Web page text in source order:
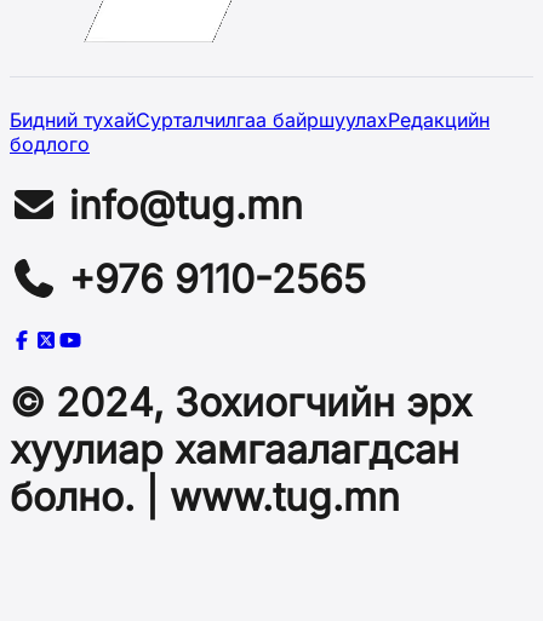
Бидний тухайСурталчилгаа байршуулахРедакцийн
бодлого
info@tug.mn
+976 9110-2565
© 2024, Зохиогчийн эрх
хуулиар хамгаалагдсан
болно. | www.tug.mn